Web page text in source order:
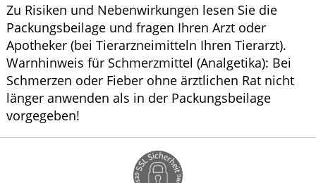
WELLNESS
Zu Risiken und Nebenwirkungen lesen Sie die
Packungsbeilage und fragen Ihren Arzt oder
Apotheker (bei Tierarzneimitteln Ihren Tierarzt).
Warnhinweis für Schmerzmittel (Analgetika): Bei
Schmerzen oder Fieber ohne ärztlichen Rat nicht
länger anwenden als in der Packungsbeilage
vorgegeben!